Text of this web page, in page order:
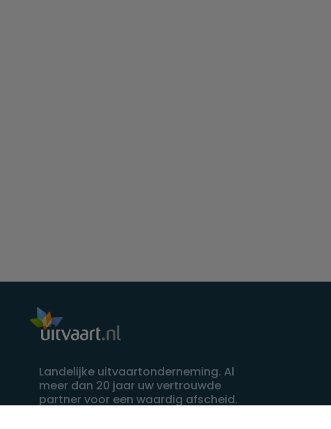
Landelijke uitvaartonderneming. Al
meer dan 20 jaar uw vertrouwde
partner voor een waardig afscheid.